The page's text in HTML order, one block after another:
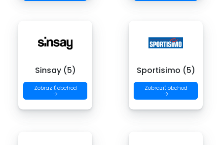
Sinsay (5)
Zobraziť obchod
→
Sportisimo (5)
Zobraziť obchod
→